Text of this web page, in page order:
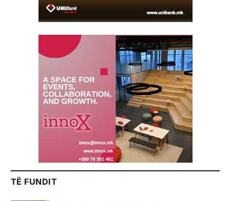
TË FUNDIT